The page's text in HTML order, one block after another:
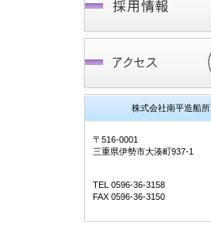
株式会社南平造船所
〒516-0001
三重県伊勢市大湊町937-1
TEL 0596-36-3158
FAX 0596-36-3150